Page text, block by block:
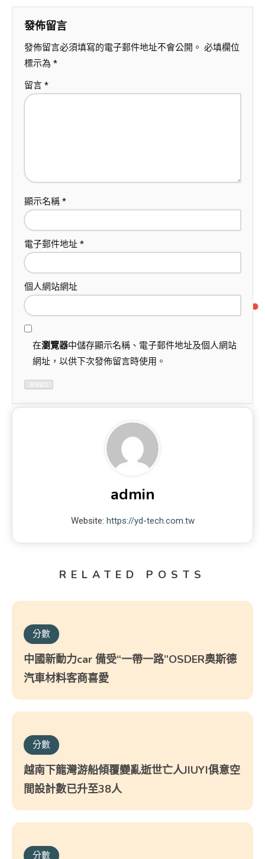
發佈留言
發佈留言必須填寫的電子郵件地址不會公開。 必填欄位
標示為 *
留言 *
顯示名稱 *
電子郵件地址 *
個人網站網址
在瀏覽器中儲存顯示名稱、電子郵件地址及個人網站
網址，以供下次發佈留言時使用。
admin
Website: https://yd-tech.com.tw
RELATED POSTS
分數
中國新動力car 備受“一帶一路”OSDER奧斯德
汽車材料客商喜愛
分數
越南下龍灣游船傾覆變亂逝世亡人JIUYI俱意空
間設計數已升至38人
分數